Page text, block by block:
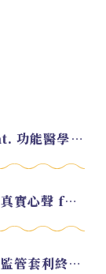
EP.220 好久不見！2026 試錄集 feat. 功能醫學營養師 美寶
EP.219 從銀行高管轉職幣圈 KOL 的真實心聲 feat.龜大
EP.217 美元穩定幣未來會如何演進？監管套利終將收斂？feat. 研究員 余哲安